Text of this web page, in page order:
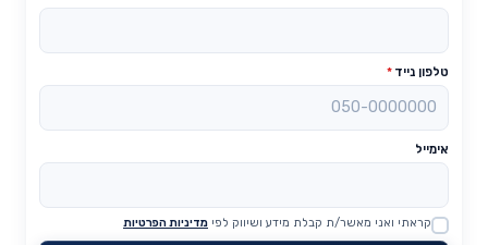
טלפון נייד *
אימייל
Website
קראתי ואני מאשר/ת קבלת מידע ושיווק לפי מדיניות הפרטיות